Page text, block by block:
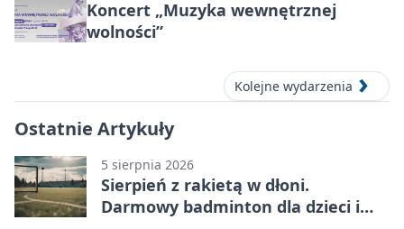
Koncert „Muzyka wewnętrznej
wolności”
Kolejne wydarzenia
Ostatnie Artykuły
5 sierpnia 2026
Sierpień z rakietą w dłoni.
Darmowy badminton dla dzieci i